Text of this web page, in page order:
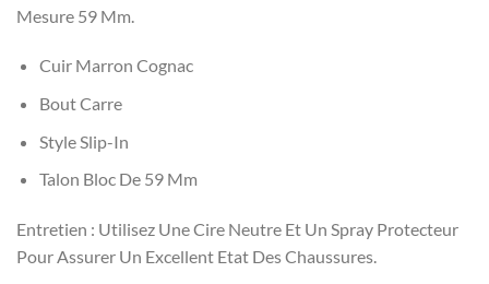
Mesure 59 Mm.
Cuir Marron Cognac
Bout Carre
Style Slip-In
Talon Bloc De 59 Mm
Entretien : Utilisez Une Cire Neutre Et Un Spray Protecteur
Pour Assurer Un Excellent Etat Des Chaussures.